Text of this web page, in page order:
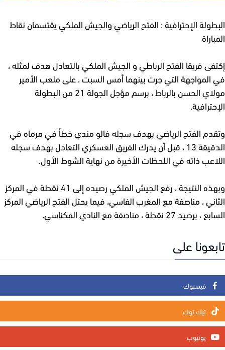
الإحترافية : الفتح الرياضي والجيش الملكي يقتسمان نقاط
فريقا الفتح الرباطي و الجيش الملكي بالتعادل هدف لمثله ،
التي جرت بينهما أمس السبت ، على ملعب الأمير
مولاي الحسن بالرباط ، برسم مؤجل الجولة 21 من البطولة
الفتح الرياضي بهدف سجله فالو مندي خطأ في مرماه في
الدقيقة 13 ، قبل أن يدرك الفريق العسكري التعادل بهدف سجله
ذاته في اللحظات الأخيرة من نهاية الشوط الأول.
وبهذه النتيجة ، رفع الجيش الملكي رصيده إلى 41 نقطة في المركز
، مناصفة مع المغرب الفاسي، فيما يحتل الفتح الرياضي المركز
27 نقطة ، مناصفة مع النادي المكناسي.
على
فيسبوك
تيك توك
يوتيوب